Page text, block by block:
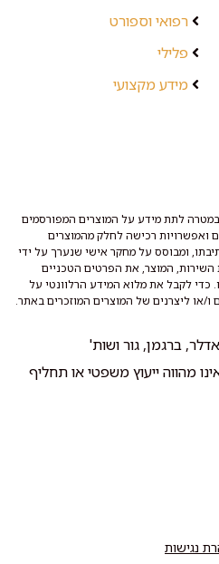
רפואי וספורט
פלילי
מידע מקצועי
במטרה לתת מידע על המוצרים המפורסמים
ואפשרויות רכישה לחלק מהמוצרים
ומבוסס על מחקר אישי שנערך על ידי
השירות, המוצר, את הפרטים הטכניים
כדי לקבל את מלוא המידע הרלוונטי על
ו/או ליצרנים של המוצרים המוזכרים באתר.
מהווה ייעוץ משפטי או תחליף
נגישות